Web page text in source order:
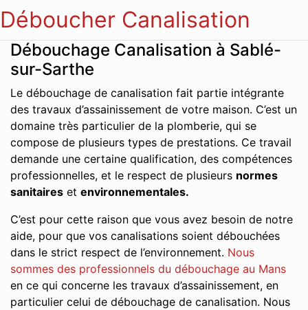
Déboucher Canalisation
Débouchage Canalisation à Sablé-
sur-Sarthe
Le débouchage de canalisation fait partie intégrante
des travaux d’assainissement de votre maison. C’est un
domaine très particulier de la plomberie, qui se
compose de plusieurs types de prestations. Ce travail
demande une certaine qualification, des compétences
professionnelles, et le respect de plusieurs normes
sanitaires et environnementales.
C’est pour cette raison que vous avez besoin de notre
aide, pour que vos canalisations soient débouchées
dans le strict respect de l’environnement. Nous
sommes des professionnels du débouchage au Mans
en ce qui concerne les travaux d’assainissement, en
particulier celui de débouchage de canalisation. Nous